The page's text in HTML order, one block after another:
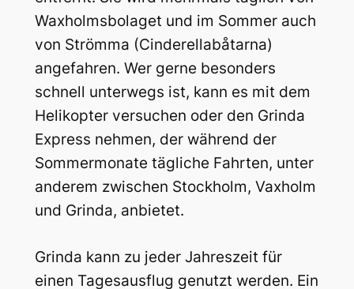
Waxholmsbolaget und im Sommer auch
von Strömma (Cinderellabåtarna)
angefahren. Wer gerne besonders
schnell unterwegs ist, kann es mit dem
Helikopter versuchen oder den Grinda
Express nehmen, der während der
Sommermonate tägliche Fahrten, unter
anderem zwischen Stockholm, Vaxholm
und Grinda, anbietet.
Grinda kann zu jeder Jahreszeit für
einen Tagesausflug genutzt werden. Ein